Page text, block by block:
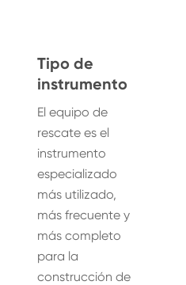
Tipo de
instrumento
El equipo de
rescate es el
instrumento
especializado
más utilizado,
más frecuente y
más completo
para la
construcción de